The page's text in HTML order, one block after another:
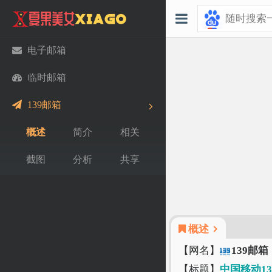
电子邮箱
临时邮箱
139邮箱
概述 简介 相关
截图 分析 共享
概述
【网名】
139邮箱
【标题】 中国移动